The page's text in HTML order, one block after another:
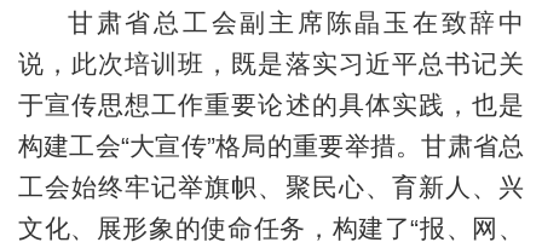
甘肃省总工会副主席陈晶玉在致辞中
说，此次培训班，既是落实习近平总书记关
于宣传思想工作重要论述的具体实践，也是
构建工会“大宣传”格局的重要举措。甘肃省总
工会始终牢记举旗帜、聚民心、育新人、兴
文化、展形象的使命任务，构建了“报、网、